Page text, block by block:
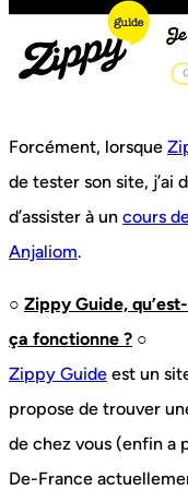
Forcément, lorsque
de tester son site, j’ai
d’assister à un cours
Anjaliom.
○ Zippy Guide,
ça fonctionne ? ○
Zippy Guide est un
propose de trouver
de chez vous (enfin a
De-France